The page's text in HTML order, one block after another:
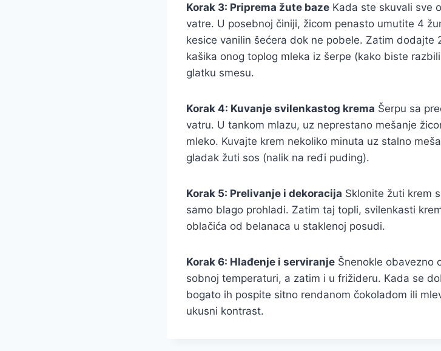
Korak 3: Priprema žute baze Kada ste skuvali sve
vatre. U posebnoj činiji, žicom penasto umutite 4
kesice vanilin šećera dok ne pobele. Zatim dodajte
kašika onog toplog mleka iz šerpe (kako biste
glatku smesu.
Korak 4: Kuvanje svilenkastog krema Šerpu sa
vatru. U tankom mlazu, uz neprestano mešanje
mleko. Kuvajte krem nekoliko minuta uz stalno
gladak žuti sos (nalik na ređi puding).
Korak 5: Prelivanje i dekoracija Sklonite žuti krem
samo blago prohladi. Zatim taj topli, svilenkasti
oblačića od belanaca u staklenoj posudi.
Korak 6: Hlađenje i serviranje Šnenokle obavezno
sobnoj temperaturi, a zatim i u frižideru. Kada se
bogato ih pospite sitno rendanom čokoladom ili
ukusni kontrast.